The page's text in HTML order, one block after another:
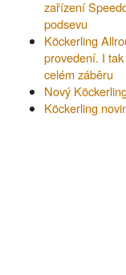
zařízení
podsevu
Köckerling
provedení. I
celém záběru
Nový
Köckerling